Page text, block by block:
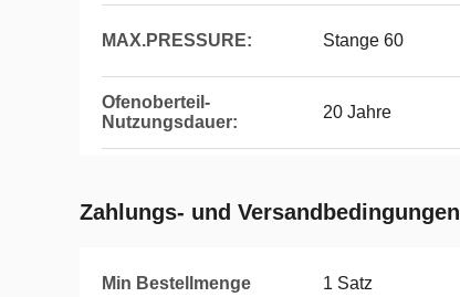
MAX.PRESSURE: Stange 60
Ofenoberteil-
Nutzungsdauer:
20 Jahre
Zahlungs- und Versandbedingungen
Min Bestellmenge 1 Satz